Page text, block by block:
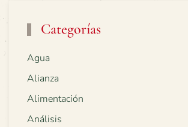
Categorías
Agua
Alianza
Alimentación
Análisis